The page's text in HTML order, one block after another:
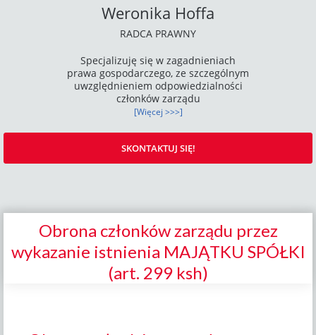
Weronika Hoffa
RADCA PRAWNY
Specjalizuję się w zagadnieniach
prawa gospodarczego, ze szczególnym
uwzględnieniem odpowiedzialności
członków zarządu
[Więcej >>>]
SKONTAKTUJ SIĘ!
Obrona członków zarządu przez
wykazanie istnienia MAJĄTKU SPÓŁKI
(art. 299 ksh)